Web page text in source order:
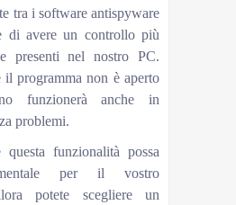
tra i software antispyware
di avere un controllo più
presenti nel nostro PC.
il programma non è aperto
funzionerà anche in
problemi.
questa funzionalità possa
per il vostro
potete scegliere un